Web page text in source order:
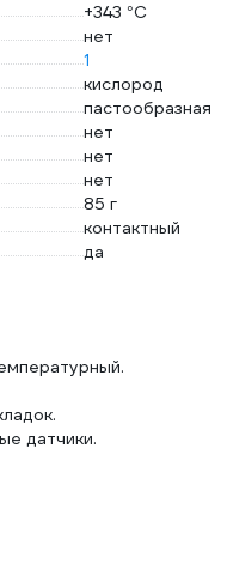
+343 °С
нет
1
кислород
пастообразная
нет
нет
нет
85 г
контактный
да
датчики.